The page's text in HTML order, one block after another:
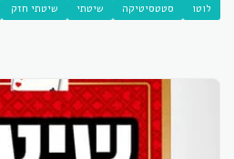
לוטו סטטסיטיקה שיטתי שיטתי חזק